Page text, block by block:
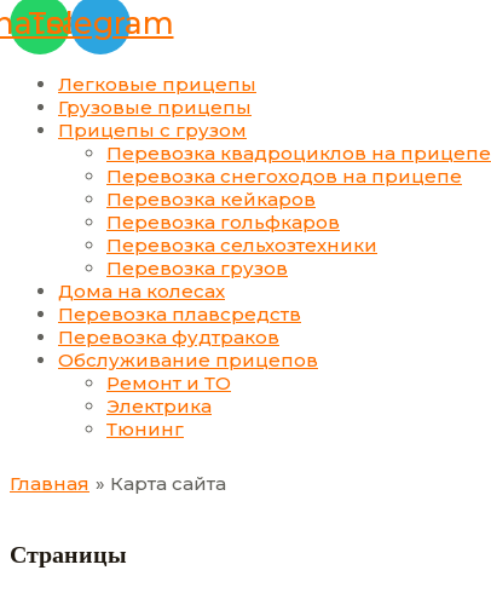
Telegram
Легковые прицепы
Грузовые прицепы
Прицепы с грузом
Перевозка квадроциклов на прицепе
Перевозка снегоходов на прицепе
Перевозка кейкаров
Перевозка гольфкаров
Перевозка сельхозтехники
Перевозка грузов
Дома на колесах
Перевозка плавсредств
Перевозка фудтраков
Обслуживание прицепов
Ремонт и ТО
Электрика
Тюнинг
Главная Карта сайта
Страницы